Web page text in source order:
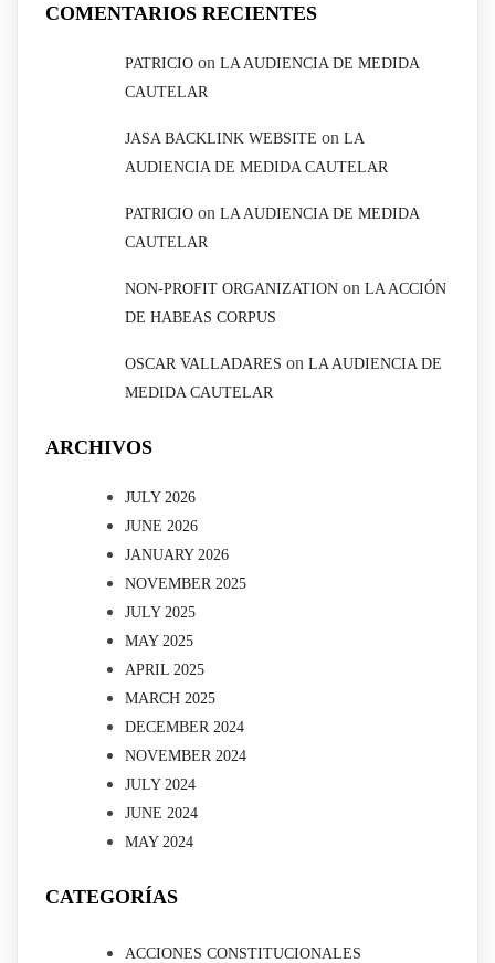
COMENTARIOS RECIENTES
PATRICIO on LA AUDIENCIA DE MEDIDA
CAUTELAR
JASA BACKLINK WEBSITE on LA
AUDIENCIA DE MEDIDA CAUTELAR
PATRICIO on LA AUDIENCIA DE MEDIDA
CAUTELAR
NON-PROFIT ORGANIZATION on LA ACCIÓN
DE HABEAS CORPUS
OSCAR VALLADARES on LA AUDIENCIA DE
MEDIDA CAUTELAR
ARCHIVOS
JULY 2026
JUNE 2026
JANUARY 2026
NOVEMBER 2025
JULY 2025
MAY 2025
APRIL 2025
MARCH 2025
DECEMBER 2024
NOVEMBER 2024
JULY 2024
JUNE 2024
MAY 2024
CATEGORÍAS
ACCIONES CONSTITUCIONALES